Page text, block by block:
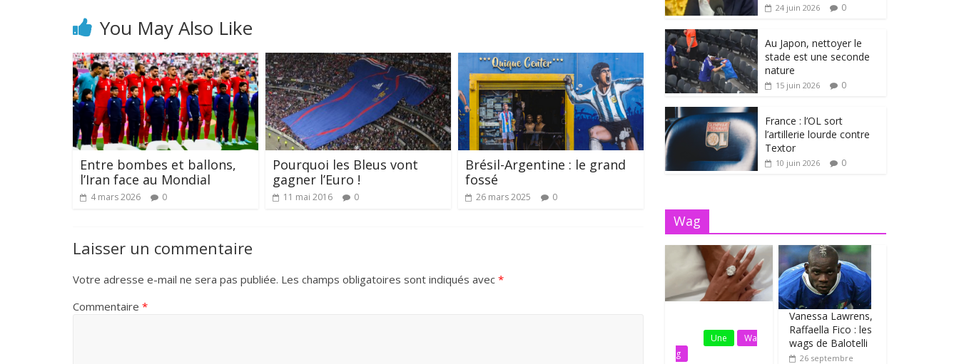
You May Also Like
Entre bombes et ballons,
l’Iran face au Mondial
4 mars 2026 0
Pourquoi les Bleus vont
gagner l’Euro !
11 mai 2016 0
Brésil-Argentine : le grand
fossé
26 mars 2025 0
Laisser un commentaire
Votre adresse e-mail ne sera pas publiée. Les champs obligatoires sont indiqués avec *
Commentaire *
24 juin 2026 0
Au Japon, nettoyer le
stade est une seconde
nature
15 juin 2026 0
France : l’OL sort
l’artillerie lourde contre
Textor
10 juin 2026 0
Wag
Une
Wa
g
Vanessa Lawrens,
Raffaella Fico : les
wags de Balotelli
26 septembre